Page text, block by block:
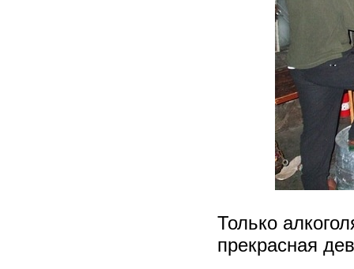
Только
прекрасная